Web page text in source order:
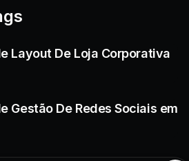
Layout De Loja Corporativa
Gestão De Redes Sociais em